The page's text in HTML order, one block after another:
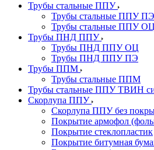
Трубы стальные ППУ
Трубы стальные ППУ ПЭ
Трубы стальные ППУ ОЦ
Трубы ПНД ППУ
Трубы ПНД ППУ ОЦ
Трубы ПНД ППУ ПЭ
Трубы ППМ
Трубы стальные ППМ
Трубы стальные ППУ ТВИН
Скорлупа ППУ
Скорлупа ППУ без
Покрытие армофол
Покрытие стеклопластик
Покрытие битумная